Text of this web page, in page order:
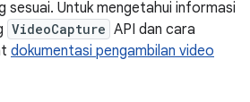
sesuai. Untuk mengetahui informasi
VideoCapture API dan cara
dokumentasi pengambilan video